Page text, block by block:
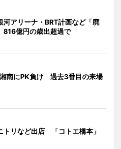
河アリーナ・BRT計画など「廃
億円の歳出超過で
南にPK負け 過去3番目の来場
トリなど出店 「コトエ橋本」